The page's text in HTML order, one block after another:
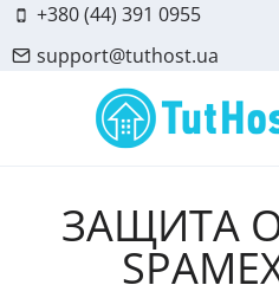
Skip
to
content
+380 (44) 391 0955
support@tuthost.ua
ЗАЩИТА